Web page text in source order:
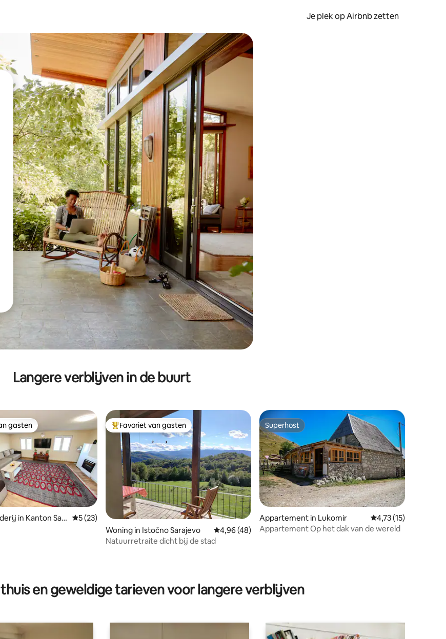
Je plek op Airbnb zetten
met je de pijltjestoetsen omhoog en omlaag, óf door te tikken of swipen.
Langere verblijven in de buurt
5 op 5, 20 recensies
gasten
gasten
in Kanton Sar
Gemiddelde beoordeling van 5 op 5, 23 recensies
5 (23)
Topfavoriet van gasten
Favoriet van gasten
Woning in Istočno Sarajevo Gemiddelde beoordeling van 4,96 op 5, 48 recensies
4,96 (48)
Natuurretraite dicht bij de stad
Superhost
Superhost
Appartement in Lukomir Gemiddelde
4,73 (15)
Appartement Op het dak van de wereld
en geweldige tarieven voor langere verblijven